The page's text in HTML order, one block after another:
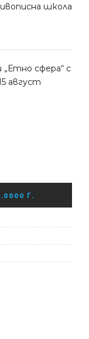
школа
„Етно сфера“ с
август
Г.